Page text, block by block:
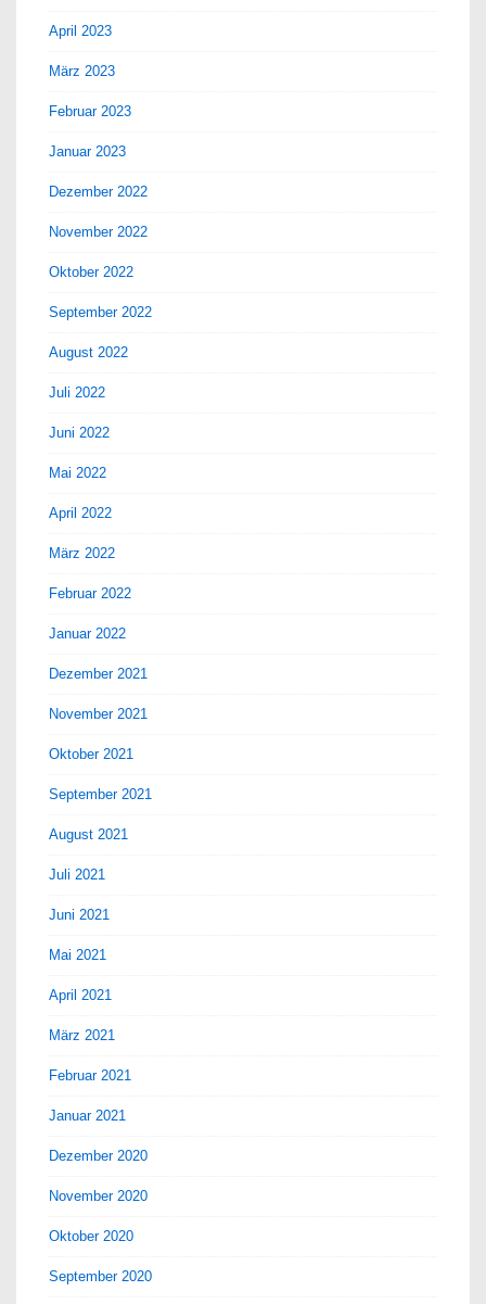
April 2023
März 2023
Februar 2023
Januar 2023
Dezember 2022
November 2022
Oktober 2022
September 2022
August 2022
Juli 2022
Juni 2022
Mai 2022
April 2022
März 2022
Februar 2022
Januar 2022
Dezember 2021
November 2021
Oktober 2021
September 2021
August 2021
Juli 2021
Juni 2021
Mai 2021
April 2021
März 2021
Februar 2021
Januar 2021
Dezember 2020
November 2020
Oktober 2020
September 2020